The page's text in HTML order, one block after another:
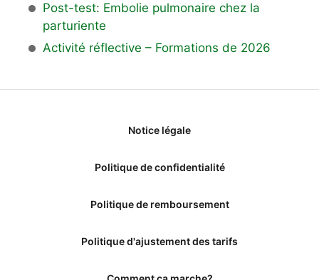
Post-test: Embolie pulmonaire chez la
parturiente
Activité réflective – Formations de 2026
Notice légale
Politique de confidentialité
Politique de remboursement
Politique d'ajustement des tarifs